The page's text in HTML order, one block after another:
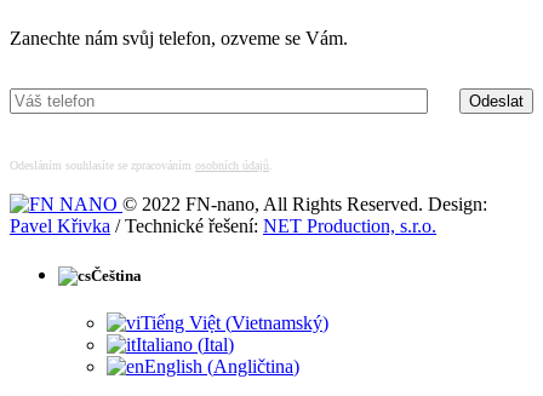
Zanechte nám svůj telefon, ozveme se Vám.
Odesláním souhlasíte se zpracováním osobních údajů
© 2022 FN-nano, All Rights Reserved. Design:
Pavel Křivka / Technické řešení: NET Production, s.r.o.
Čeština
Tiếng Việt (Vietnamský)
Italiano (Ital)
English (Angličtina)